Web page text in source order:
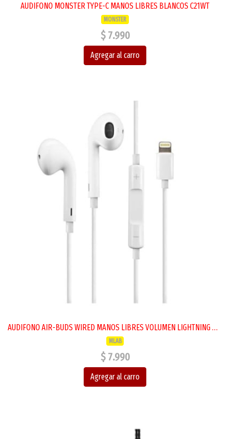
AUDIFONO MONSTER TYPE-C MANOS LIBRES BLANCOS C21WT
MONSTER
$ 7.990
Agregar al carro
AUDIFONO AIR-BUDS WIRED MANOS LIBRES VOLUMEN LIGHTNING MLAB
MLAB
$ 7.990
Agregar al carro